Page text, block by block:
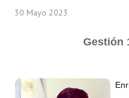
Comisiones Permanentes
30 Mayo 2023
Gestión